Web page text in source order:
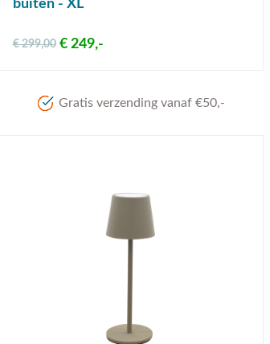
buiten - XL
€ 249,-
€ 299,00
Gratis verzending vanaf €50,-